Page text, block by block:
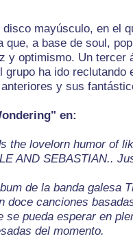
mayúsculo, en el
que, a base de soul,
y optimismo. Un tercer
grupo ha ido reclutando
anteriores y sus
en:
the lovelorn humor of
AND SEBASTIAN..
de la banda galesa
doce canciones
se pueda esperar en
del momento.